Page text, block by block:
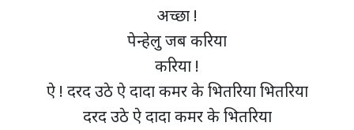
अच्छा !
पेन्हेलु जब करिया
करिया !
ऐ ! दरद उठे ऐ दादा कमर के भितरिया भितरिया
दरद उठे ऐ दादा कमर के भितरिया